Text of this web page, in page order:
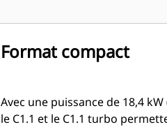
Format compact
Avec une puissance de 18,4 kW
le C1.1 et le C1.1 turbo